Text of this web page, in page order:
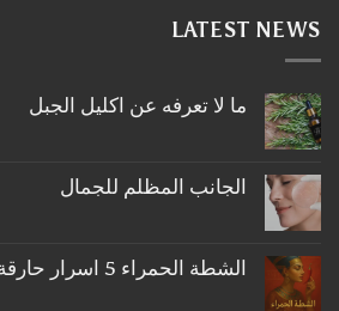
LATEST NEWS
ما لا تعرفه عن اكليل الجبل
على
ما
اكليل
الجبل
الجانب المظلم للجمال
على
الجانب
الشطة الحمراء 5 اسرار حارقة في مطبخك